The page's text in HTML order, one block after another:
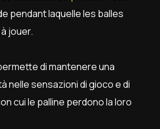
pendant laquelle les balles
jouer.
di mantenere una
nelle sensazioni di gioco e di
cui le palline perdono la loro